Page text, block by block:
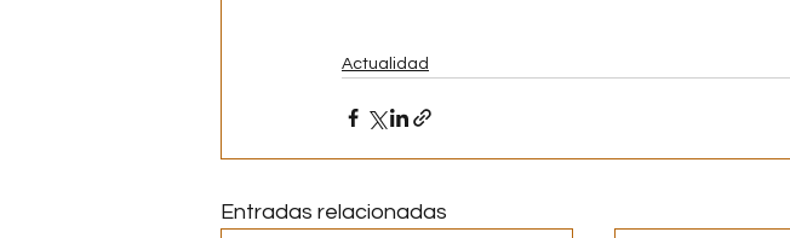
Actualidad
Entradas relacionadas